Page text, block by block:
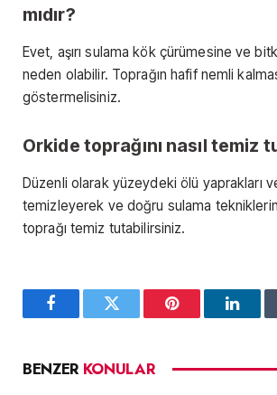
mıdır?
Evet, aşırı sulama kök çürümesine ve
neden olabilir. Toprağın hafif nemli
göstermelisiniz.
Orkide toprağını nasıl temiz
Düzenli olarak yüzeydeki ölü yaprakları
temizleyerek ve doğru sulama
toprağı temiz tutabilirsiniz.
FacebookTwitter Pinterest
BENZER KONULAR